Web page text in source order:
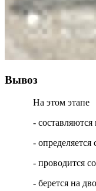
Вывоз
На этом этапе
-
-
- проводится
- берется на